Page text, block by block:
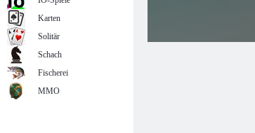
Karten
Solitär
Schach
Fischerei
MMO